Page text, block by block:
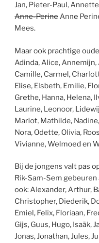
Jan, Pieter-Paul,
Anne-PerineAnne
Mees.
Maar ook prachtige
Adinda, Alice,
Camille, Carmel,
Elise, Elsbeth, Emilie,
Grethe, Hanna, Helena,
Laurine, Leonoor,
Marlot, Mathilde,
Nora, Odette, Olivia,
Vivianne, Welmoed en
Bij de jongens valt pas
Rik-Sam-Sem
ook: Alexander, Arthur,
Christopher, Diederik,
Emiel, Felix, Floriaan,
Gijs, Guus, Hugo, Isaäk,
Jonas, Jonathan, Jules,